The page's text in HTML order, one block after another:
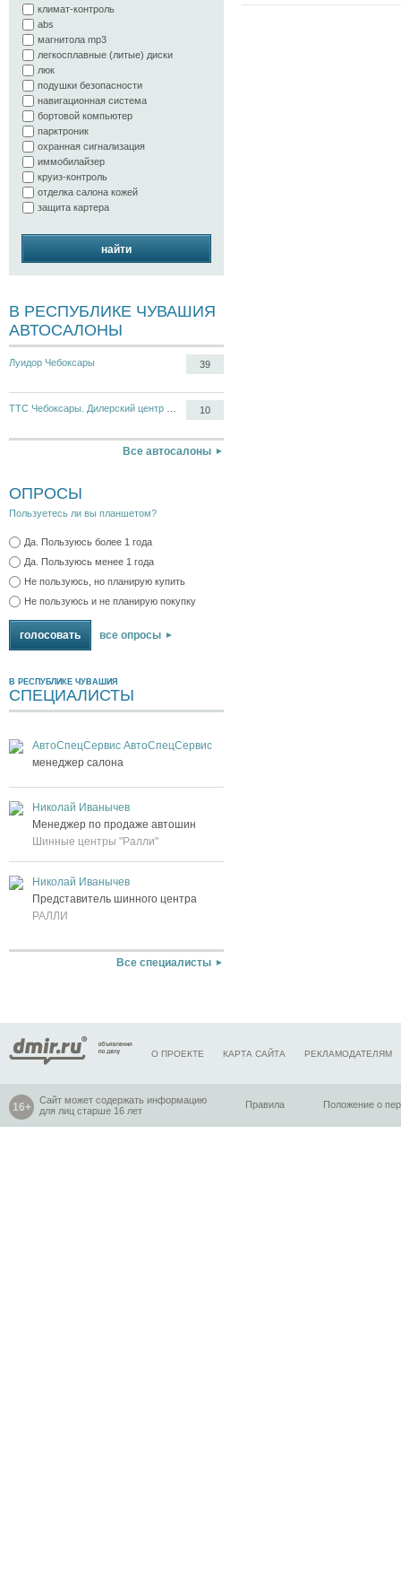
климат-контроль
abs
магнитола mp3
легкосплавные (литые) диски
люк
подушки безопасности
навигационная система
бортовой компьютер
парктроник
охранная сигнализация
иммобилайзер
круиз-контроль
отделка салона кожей
защита картера
найти
В РЕСПУБЛИКЕ ЧУВАШИЯ
АВТОСАЛОНЫ
Луидор Чебоксары 39
10
Все автосалоны
ОПРОСЫ
Пользуетесь ли вы планшетом?
Да. Пользуюсь более 1 года
Да. Пользуюсь менее 1 года
Не пользуюсь, но планирую купить
Не пользуюсь и не планирую покупку
все опросы
В РЕСПУБЛИКЕ ЧУВАШИЯ
СПЕЦИАЛИСТЫ
АвтоСпецСервис АвтоСпецСервис
менеджер салона
Николай Иванычев
Менеджер по продаже автошин
Шинные центры "Ралли"
Николай Иванычев
Представитель шинного центра
РАЛЛИ
Все специалисты
О ПРОЕКТЕ КАРТА САЙТА РЕКЛАМОДАТЕЛЯМ
Сайт может содержать информацию
для лиц старше 16 лет
Правила Положение о